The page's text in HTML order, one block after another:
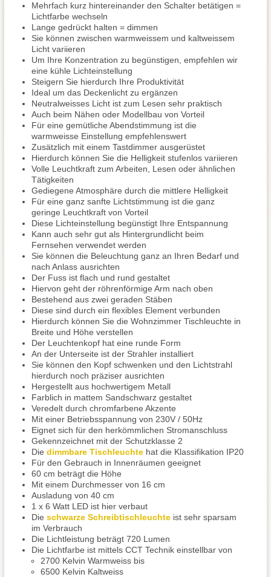
Mehrfach kurz hintereinander den Schalter betätigen =
Lichtfarbe wechseln
Lange gedrückt halten = dimmen
Sie können zwischen warmweissem und kaltweissem
Licht variieren
Um Ihre Konzentration zu begünstigen, empfehlen wir
eine kühle Lichteinstellung
Steigern Sie hierdurch Ihre Produktivität
Ideal um das Deckenlicht zu ergänzen
Neutralweisses Licht ist zum Lesen sehr praktisch
Auch beim Nähen oder Modellbau von Vorteil
Für eine gemütliche Abendstimmung ist die
warmweisse Einstellung empfehlenswert
Zusätzlich mit einem Tastdimmer ausgerüstet
Hierdurch können Sie die Helligkeit stufenlos variieren
Volle Leuchtkraft zum Arbeiten, Lesen oder ähnlichen
Tätigkeiten
Gediegene Atmosphäre durch die mittlere Helligkeit
Für eine ganz sanfte Lichtstimmung ist die ganz
geringe Leuchtkraft von Vorteil
Diese Lichteinstellung begünstigt Ihre Entspannung
Kann auch sehr gut als Hintergrundlicht beim
Fernsehen verwendet werden
Sie können die Beleuchtung ganz an Ihren Bedarf und
nach Anlass ausrichten
Der Fuss ist flach und rund gestaltet
Hiervon geht der röhrenförmige Arm nach oben
Bestehend aus zwei geraden Stäben
Diese sind durch ein flexibles Element verbunden
Hierdurch können Sie die Wohnzimmer Tischleuchte in
Breite und Höhe verstellen
Der Leuchtenkopf hat eine runde Form
An der Unterseite ist der Strahler installiert
Sie können den Kopf schwenken und den Lichtstrahl
hierdurch noch präziser ausrichten
Hergestellt aus hochwertigem Metall
Farblich in mattem Sandschwarz gestaltet
Veredelt durch chromfarbene Akzente
Mit einer Betriebsspannung von 230V / 50Hz
Eignet sich für den herkömmlichen Stromanschluss
Gekennzeichnet mit der Schutzklasse 2
Die dimmbare Tischleuchte hat die Klassifikation IP20
Für den Gebrauch in Innenräumen geeignet
60 cm beträgt die Höhe
Mit einem Durchmesser von 16 cm
Ausladung von 40 cm
1 x 6 Watt LED ist hier verbaut
Die schwarze Schreibtischleuchte ist sehr sparsam
im Verbrauch
Die Lichtleistung beträgt 720 Lumen
Die Lichtfarbe ist mittels CCT Technik einstellbar von
2700 Kelvin Warmweiss bis
6500 Kelvin Kaltweiss